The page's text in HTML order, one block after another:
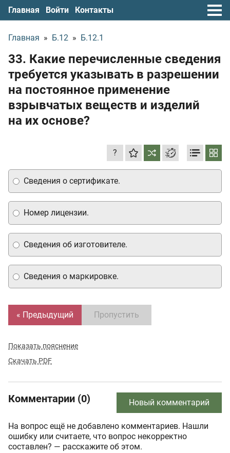
Главная Войти Контакты
Главная » Б.12 » Б.12.1
33. Какие перечисленные сведения
требуется указывать в разрешении
на постоянное применение
взрывчатых веществ и изделий
на их основе?
?
Номер лицензии.
Сведения об изготовителе.
Сведения о сертификате.
Сведения о маркировке.
« Предыдущий Пропустить
Показать пояснение
Скачать PDF
Комментарии (0) Новый комментарий
На вопрос ещё не добавлено комментариев. Нашли
ошибку или считаете, что вопрос некорректно
составлен? — расскажите об этом.